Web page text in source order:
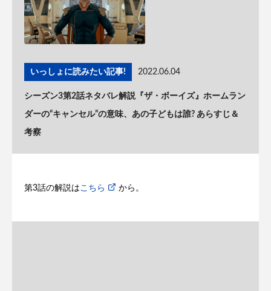
いっしょに読みたい記事! 2022.06.04
シーズン3第2話ネタバレ解説『ザ・ボーイズ』ホームラン
ダーの“キャンセル”の意味、あの子どもは誰? あらすじ＆
考察
第3話の解説はこちら から。